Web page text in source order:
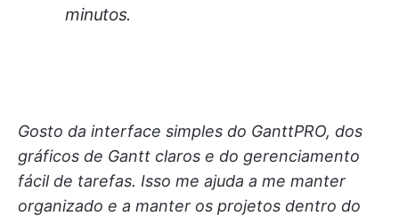
minutos.
Gosto da interface simples do GanttPRO, dos
gráficos de Gantt claros e do gerenciamento
fácil de tarefas. Isso me ajuda a me manter
organizado e a manter os projetos dentro do